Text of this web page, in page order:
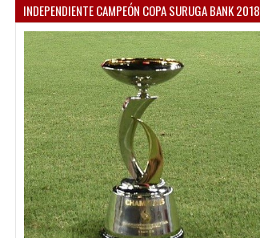
INDEPENDIENTE CAMPEÓN COPA SURUGA BANK 2018